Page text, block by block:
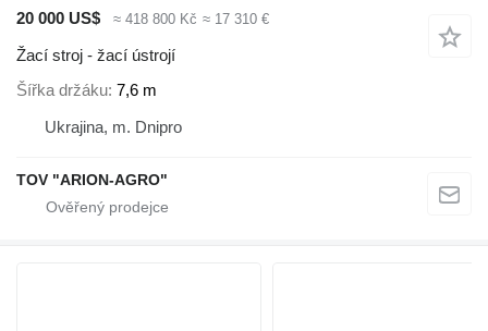
20 000 US$
≈ 418 800 Kč ≈ 17 310 €
Žací stroj - žací ústrojí
Šířka držáku 7,6 m
Ukrajina, m. Dnipro
TOV "ARION-AGRO"